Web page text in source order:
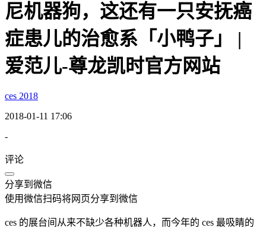
尼机器狗，这还有一只安抚癌
症患儿的治愈系「小鸭子」 |
爱范儿-尊龙凯时官方网站
ces 2018
2018-01-11 17:06
-
评论
分享到微信
使用微信扫码将网页分享到微信
ces 的展台间从来不缺少各种机器人，而今年的 ces 最吸睛的